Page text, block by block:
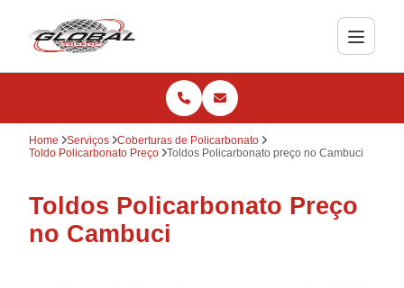
Home Serviços
Coberturas de Policarbonato
Toldo Policarbonato Preço
Toldos Policarbonato preço no Cambuci
Toldos Policarbonato Preço
no Cambuci